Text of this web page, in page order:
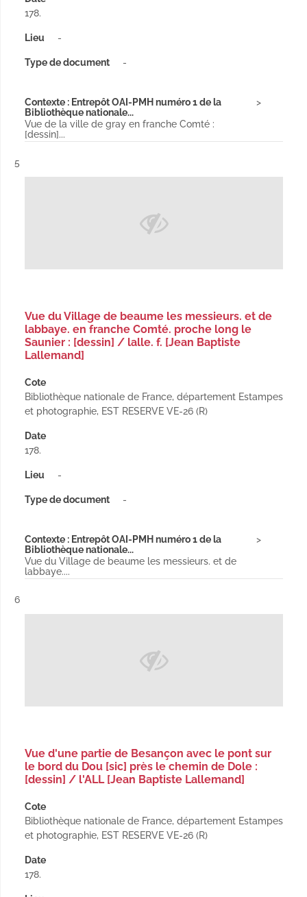
178.
Lieu -
Type de document -
Contexte : Entrepôt OAI-PMH numéro 1 de la
Bibliothèque nationale...
Vue de la ville de gray en franche Comté :
[dessin]...
Résultat n°
5
Vue du Village de beaume les messieurs. et de
labbaye. en franche Comté. proche long le
Saunier : [dessin] / lalle. f. [Jean Baptiste
Lallemand]
Cote
Bibliothèque nationale de France, département Estampes
et photographie, EST RESERVE VE-26 (R)
Date
178.
Lieu -
Type de document -
Contexte : Entrepôt OAI-PMH numéro 1 de la
Bibliothèque nationale...
Vue du Village de beaume les messieurs. et de
labbaye....
Résultat n°
6
Vue d'une partie de Besançon avec le pont sur
le bord du Dou [sic] près le chemin de Dole :
[dessin] / l'ALL [Jean Baptiste Lallemand]
Cote
Bibliothèque nationale de France, département Estampes
et photographie, EST RESERVE VE-26 (R)
Date
178.